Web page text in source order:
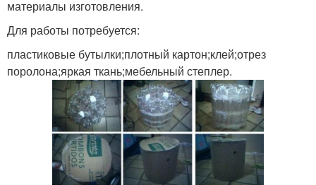
материалы изготовления.
Для работы потребуется:
пластиковые бутылки;плотный картон;клей;отрез
поролона;яркая ткань;мебельный степлер.